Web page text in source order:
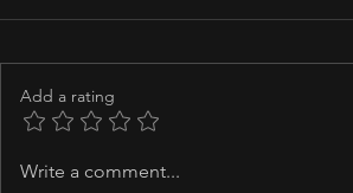
Add a rating
Write a comment...